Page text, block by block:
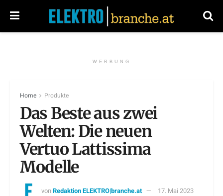
WERBUNG
Home Produkte
Das Beste aus zwei
Welten: Die neuen
Vertuo Lattissima
Modelle
vonRedaktion ELEKTRO|branche.at 17. Mai 2023